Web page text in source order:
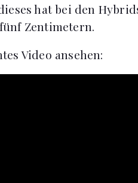
hat bei den
Zentimetern.
Video ansehen: